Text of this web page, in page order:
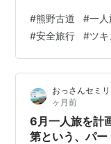
見！料理好きの旅
識と装備で、熊野
古道周辺のクマ
和歌山県や三重
情報が報告され
県海南市の熊野
#熊野古道 #一人
#安全旅行 #ツ
おっさんセミ
ヶ月前
6月一人旅を計
第という、パー